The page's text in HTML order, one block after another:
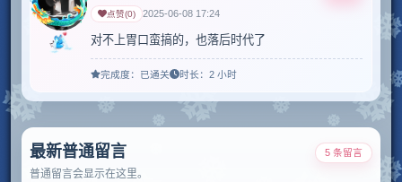
点赞(0) 2025-06-08 17:24
对不上胃口蛮搞的，也落后时代了
完成度： 已通关 时长： 2 小时
最新普通留言
普通留言会显示在这里。
5 条留言